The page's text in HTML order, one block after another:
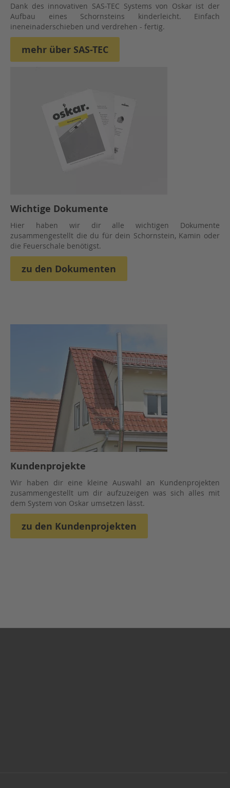
Dank des innovativen SAS-TEC Systems von Oskar ist der
Aufbau eines Schornsteins kinderleicht. Einfach
ineneinaderschieben und verdrehen - fertig.
mehr über SAS-TEC
Wichtige Dokumente
Hier haben wir dir alle wichtigen Dokumente
zusammengestellt die du für dein Schornstein, Kamin oder
die Feuerschale benötigst.
zu den Dokumenten
Kundenprojekte
Wir haben dir eine kleine Auswahl an Kundenprojekten
zusammengestellt um dir aufzuzeigen was sich alles mit
dem System von Oskar umsetzen lässt.
zu den Kundenprojekten